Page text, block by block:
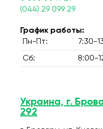
(044) 29 099 29
График работы:
Пн-Пт:
7:30-
Сб: 8:00-
Украина, г.
292